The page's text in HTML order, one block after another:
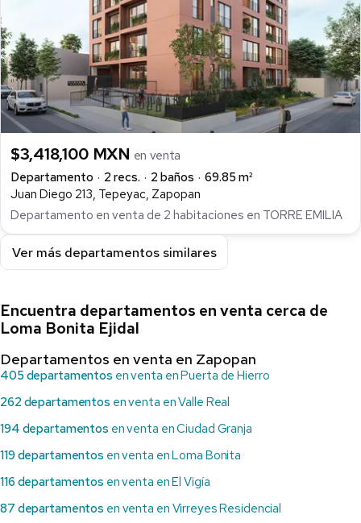
$3,418,100 MXN en venta
Departamento
2 recs. 2 baños
69.85 m²
Juan Diego 213, Tepeyac, Zapopan
Departamento en venta de 2 habitaciones en TORRE EMILIA
Ver más departamentos similares
Encuentra departamentos en venta cerca de
Loma Bonita Ejidal
Departamentos en venta en Zapopan
405 departamentos en venta en Puerta de Hierro
262 departamentos en venta en Valle Real
194 departamentos en venta en Ciudad Granja
119 departamentos en venta en Loma Bonita
116 departamentos en venta en El Vigía
87 departamentos en venta en Virreyes Residencial